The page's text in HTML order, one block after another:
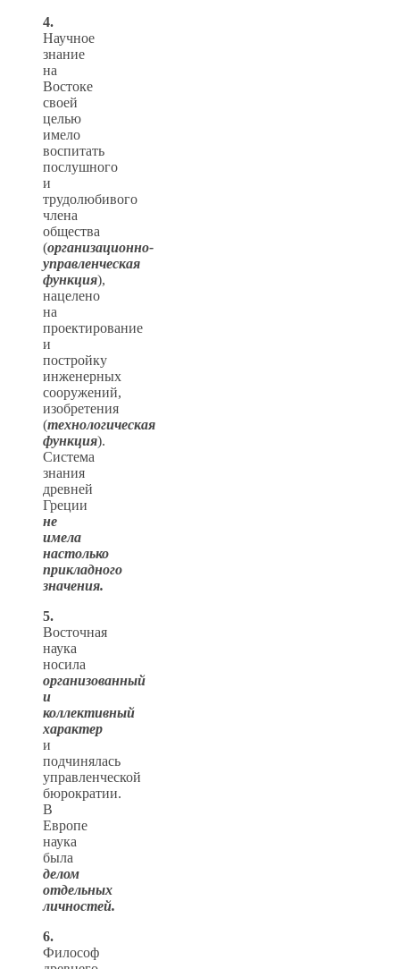
4.
Научное
знание
на
Востоке
своей
целью
имело
воспитать
послушного
и
трудолюбивого
члена
общества
(организационно-
управленческая
функция),
нацелено
на
проектирование
и
постройку
инженерных
сооружений,
изобретения
(технологическая
функция).
Система
знания
древней
Греции
не
имела
настолько
прикладного
значения.
5.
Восточная
наука
носила
организованный
и
коллективный
характер
и
подчинялась
управленческой
бюрократии.
В
Европе
наука
была
делом
отдельных
личностей.
6.
Философ